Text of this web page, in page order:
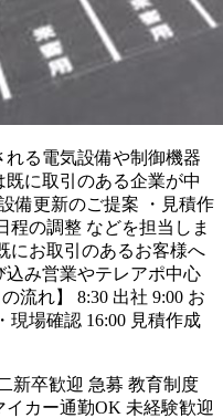
る電気設備や制御機器
に取引のある企業が中
更新のご提案 ・見積作
程の調整 などを担当しま
お取引のあるお客様へ
み営業やテレアポ中心
れ】 8:30 出社 9:00 お
現場確認 16:00 見積作成
新卒歓迎 急募 教育制度
イカー通勤OK 未経験歓迎